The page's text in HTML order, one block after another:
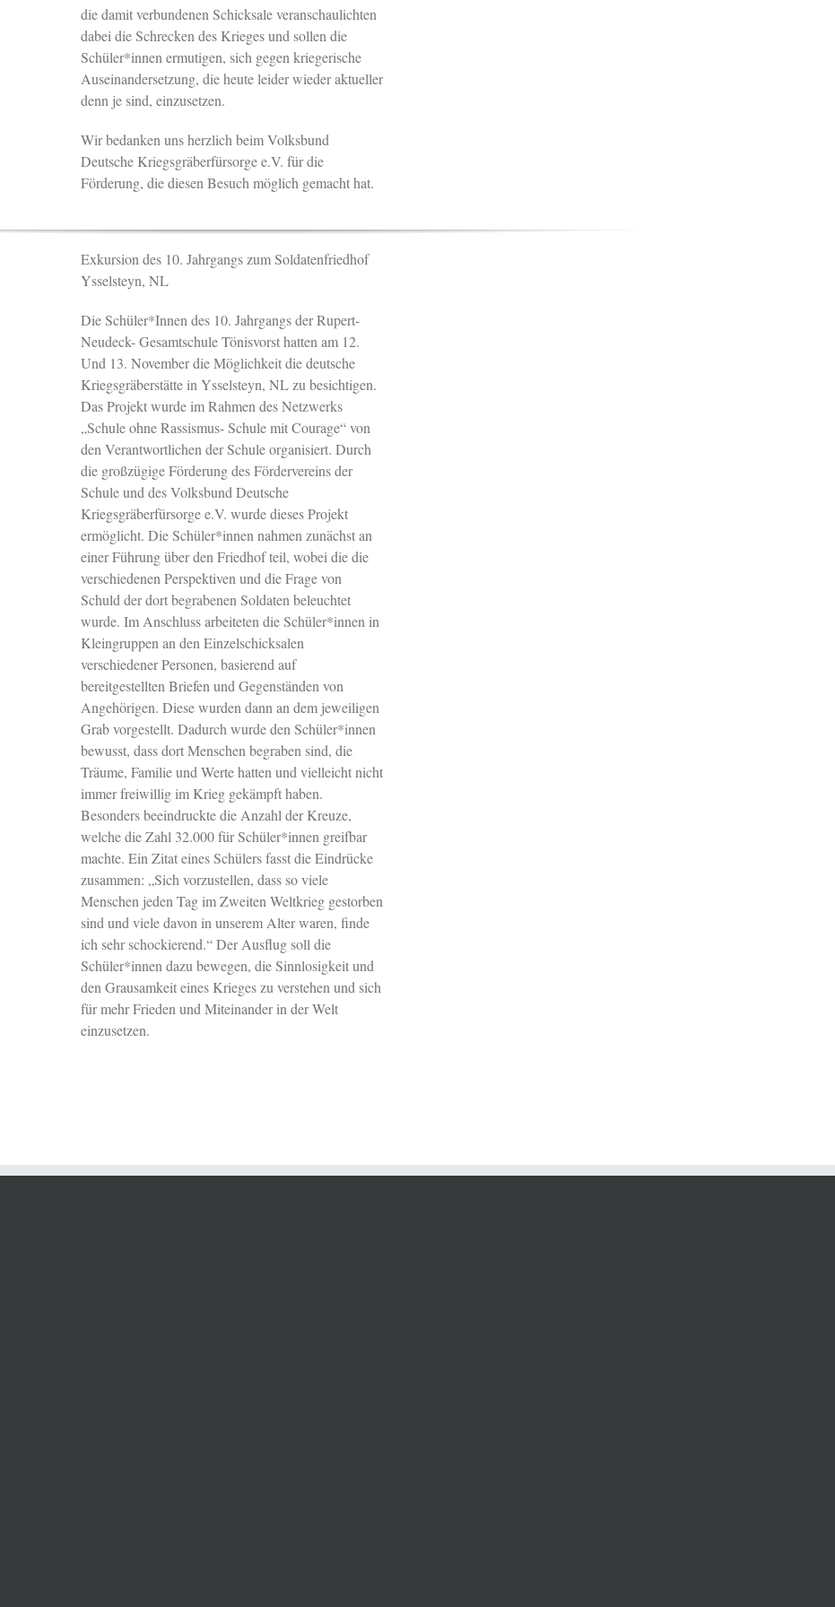
die damit verbundenen Schicksale veranschaulichten
dabei die Schrecken des Krieges und sollen die
Schüler*innen ermutigen, sich gegen kriegerische
Auseinandersetzung, die heute leider wieder aktueller
denn je sind, einzusetzen.
Wir bedanken uns herzlich beim Volksbund
Deutsche Kriegsgräberfürsorge e.V. für die
Förderung, die diesen Besuch möglich gemacht hat.
Exkursion des 10. Jahrgangs zum Soldatenfriedhof
Ysselsteyn, NL
Die Schüler*Innen des 10. Jahrgangs der Rupert-
Neudeck- Gesamtschule Tönisvorst hatten am 12.
Und 13. November die Möglichkeit die deutsche
Kriegsgräberstätte in Ysselsteyn, NL zu besichtigen.
Das Projekt wurde im Rahmen des Netzwerks
„Schule ohne Rassismus- Schule mit Courage“ von
den Verantwortlichen der Schule organisiert. Durch
die großzügige Förderung des Fördervereins der
Schule und des Volksbund Deutsche
Kriegsgräberfürsorge e.V. wurde dieses Projekt
ermöglicht. Die Schüler*innen nahmen zunächst an
einer Führung über den Friedhof teil, wobei die die
verschiedenen Perspektiven und die Frage von
Schuld der dort begrabenen Soldaten beleuchtet
wurde. Im Anschluss arbeiteten die Schüler*innen in
Kleingruppen an den Einzelschicksalen
verschiedener Personen, basierend auf
bereitgestellten Briefen und Gegenständen von
Angehörigen. Diese wurden dann an dem jeweiligen
Grab vorgestellt. Dadurch wurde den Schüler*innen
bewusst, dass dort Menschen begraben sind, die
Träume, Familie und Werte hatten und vielleicht nicht
immer freiwillig im Krieg gekämpft haben.
Besonders beeindruckte die Anzahl der Kreuze,
welche die Zahl 32.000 für Schüler*innen greifbar
machte. Ein Zitat eines Schülers fasst die Eindrücke
zusammen: „Sich vorzustellen, dass so viele
Menschen jeden Tag im Zweiten Weltkrieg gestorben
sind und viele davon in unserem Alter waren, finde
ich sehr schockierend.“ Der Ausflug soll die
Schüler*innen dazu bewegen, die Sinnlosigkeit und
den Grausamkeit eines Krieges zu verstehen und sich
für mehr Frieden und Miteinander in der Welt
einzusetzen.